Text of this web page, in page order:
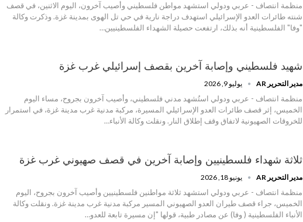
منظمة انتصاف - عربي ودولي استشهد مواطن فلسطيني وأصيب آخرون، اليوم الاثنين، في قصف
شنته طائرات العدو الإسرائيلي استهدف دراجة نارية في حي تل الهوى بمدينة غزة. وذكرت وكالة
"وفا" الفلسطينية أنه بذلك، ارتفعت حصيلة الشهداء الفلسطينيين…
شهيد فلسطيني وإصابة آخرين بقصف إسرائيلي غرب غزة
مدير التحرير AR يوليو 9, 2026
منظمة انتصاف - عربي ودولي استُشهد مدني فلسطيني، وأصيب آخرون بجروح، مساء اليوم
الخميس، إثر قصف طائرات العدو الإسرائيلي المسيرة، مركبة مدنية غرب مدينة غزة، في استمرار
للخروقات الصهيونية لاتفاق وقف إطلاق النار. ونقلت وكالة الأنباء…
ثلاثة شهداء فلسطينيين وإصابة آخرين في قصف صهيوني غرب غزة
مدير التحرير AR يونيو 18, 2026
منظمة انتصاف - عربي ودولي استشهد ثلاثة مواطنين فلسطينيين وأصيب آخرون بجروح، اليوم
الخميس، جراء قصف طيران العدو الصهيوني المسير مركبة مدنية غرب مدينة غزة. ونقلت وكالة
الأنباء الفلسطينية ( وفا) عن مصادر طبية، قولها "إن مسيرة تابعة للعدو…